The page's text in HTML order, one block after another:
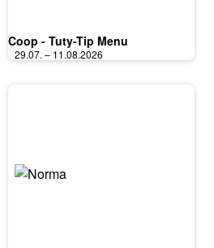
Coop - Tuty-Tip Menu
29.07. – 11.08.2026